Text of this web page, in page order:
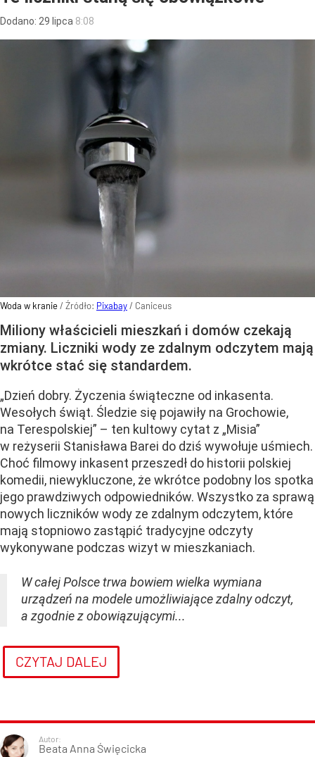
Dodano: 29 lipca 8:08
Woda w kranie/ Źródło: Pixabay/ Caniceus
Miliony właścicieli mieszkań i domów czekają
zmiany. Liczniki wody ze zdalnym odczytem mają
wkrótce stać się standardem.
„Dzień dobry. Życzenia świąteczne od inkasenta.
Wesołych świąt. Śledzie się pojawiły na Grochowie,
na Terespolskiej” – ten kultowy cytat z „Misia”
w reżyserii Stanisława Barei do dziś wywołuje uśmiech.
Choć filmowy inkasent przeszedł do historii polskiej
komedii, niewykluczone, że wkrótce podobny los spotka
jego prawdziwych odpowiedników. Wszystko za sprawą
nowych liczników wody ze zdalnym odczytem, które
mają stopniowo zastąpić tradycyjne odczyty
wykonywane podczas wizyt w mieszkaniach.
W całej Polsce trwa bowiem wielka wymiana
urządzeń na modele umożliwiające zdalny odczyt,
a zgodnie z obowiązującymi...
CZYTAJ DALEJ
Autor:
Beata Anna Święcicka